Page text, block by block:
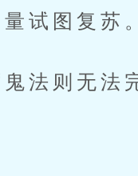
试图复苏。
法则无法